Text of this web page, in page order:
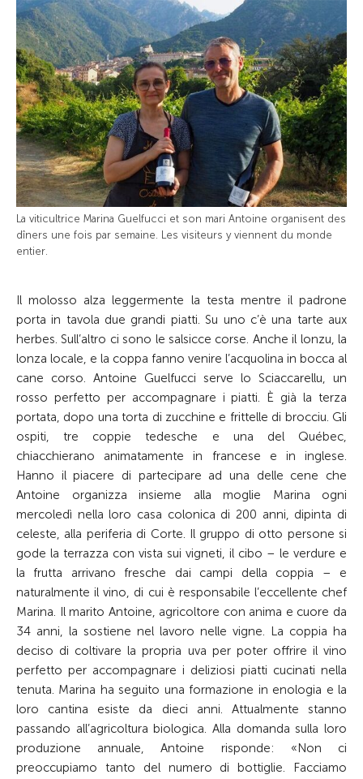
La viticultrice Marina ­Guel­fucci et son mari Antoine organisent des
dîners une fois par semaine. Les visiteurs y viennent du monde
entier.
Il molosso alza leggermente la testa mentre il padrone
porta in tavola due grandi piatti. Su uno c’è una tarte aux
herbes. Sull’altro ci sono le salsicce corse. Anche il lonzu, la
lonza locale, e la coppa fanno venire l’acquolina in bocca al
cane corso. Antoine Guelfucci serve lo Sciaccarellu, un
rosso perfetto per accompagnare i piatti. È già la terza
portata, dopo una torta di zucchine e frittelle di brocciu. Gli
ospiti, tre coppie tedesche e una del Québec,
chiacchierano animatamente in francese e in inglese.
Hanno il piacere di partecipare ad una delle cene che
Antoine organizza insieme alla moglie Marina ogni
mercoledì nella loro casa colonica di 200 anni, dipinta di
celeste, alla periferia di Corte. Il gruppo di otto persone si
gode la terrazza con vista sui vigneti, il cibo – le verdure e
la frutta arrivano fresche dai campi della coppia – e
naturalmente il vino, di cui è responsabile l’eccellente chef
Marina. Il marito Antoine, agricoltore con anima e cuore da
34 anni, la sostiene nel lavoro nelle vigne. La coppia ha
deciso di coltivare la propria uva per poter offrire il vino
perfetto per accompagnare i deliziosi piatti cucinati nella
tenuta. Marina ha seguito una formazione in enologia e la
loro cantina esiste da dieci anni. Attualmente stanno
passando all’agricoltura biologica. Alla domanda sulla loro
produzione annuale, Antoine risponde: «Non ci
preoccupiamo tanto del numero di bottiglie. Facciamo